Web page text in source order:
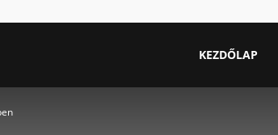
KEZDŐLAP